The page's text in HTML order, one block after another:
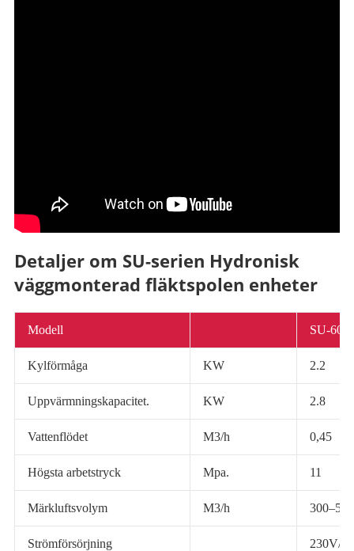
Detaljer om SU-serien Hydronisk
väggmonterad fläktspolen enheter
Modell SU-
Kylförmåga KW 2.2
Uppvärmningskapacitet. KW 2.8
Vattenflödet M3/h 0,45
Högsta arbetstryck Mpa. 11
Märkluftsvolym M3/h 300–500
Strömförsörjning 230V/1